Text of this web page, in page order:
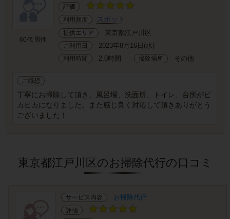
60代 男性
評価
利用頻度
スポット
提供エリア 東京都江戸川区
ご利用日 2023年8月16日(水)
利用時間 2.0時間 掃除場所 その他
ご感想
丁寧にお掃除して頂き、風呂場、洗面所、トイレ、台所がピ
カピカになりました。また感じ良く対応して頂きありがとう
ございました！
東京都江戸川区のお掃除代行の口コミ
サービス内容 お掃除代行
評価